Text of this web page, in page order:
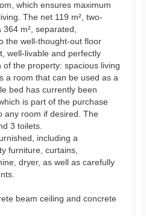
which ensures maximum
The net 119 m², two-
m², separated,
the well-thought-out floor
well-livable and perfectly
the property: spacious living
a room that can be used as a
bed has currently been
is part of the purchase
any room if desired. The
3 toilets.
including a
furniture, curtains,
dryer, as well as carefully
beam ceiling and concrete